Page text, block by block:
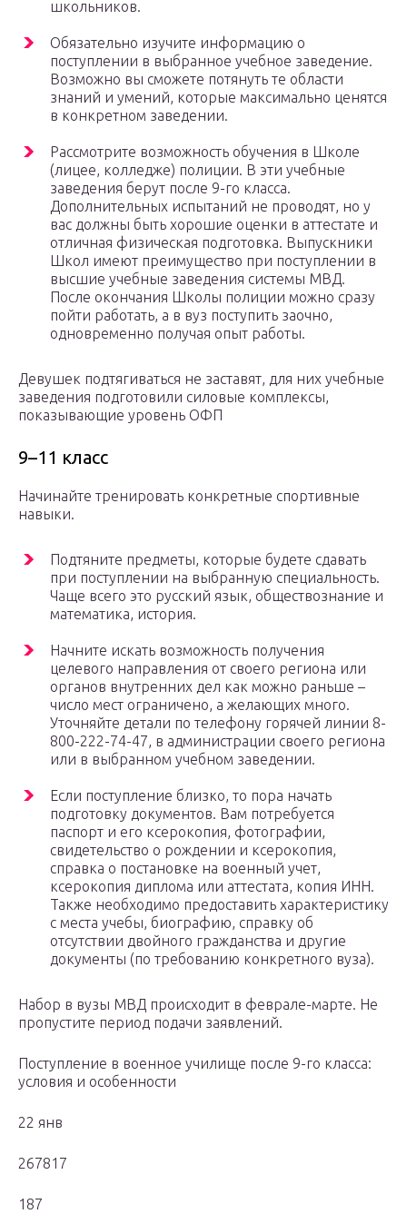
школьников.
Обязательно изучите информацию о
поступлении в выбранное учебное заведение.
Возможно вы сможете потянуть те области
знаний и умений, которые максимально ценятся
в конкретном заведении.
Рассмотрите возможность обучения в Школе
(лицее, колледже) полиции. В эти учебные
заведения берут после 9-го класса.
Дополнительных испытаний не проводят, но у
вас должны быть хорошие оценки в аттестате и
отличная физическая подготовка. Выпускники
Школ имеют преимущество при поступлении в
высшие учебные заведения системы МВД.
После окончания Школы полиции можно сразу
пойти работать, а в вуз поступить заочно,
одновременно получая опыт работы.
Девушек подтягиваться не заставят, для них учебные
заведения подготовили силовые комплексы,
показывающие уровень ОФП
9–11 класс
Начинайте тренировать конкретные спортивные
навыки.
Подтяните предметы, которые будете сдавать
при поступлении на выбранную специальность.
Чаще всего это русский язык, обществознание и
математика, история.
Начните искать возможность получения
целевого направления от своего региона или
органов внутренних дел как можно раньше –
число мест ограничено, а желающих много.
Уточняйте детали по телефону горячей линии 8-
800-222-74-47, в администрации своего региона
или в выбранном учебном заведении.
Если поступление близко, то пора начать
подготовку документов. Вам потребуется
паспорт и его ксерокопия, фотографии,
свидетельство о рождении и ксерокопия,
справка о постановке на военный учет,
ксерокопия диплома или аттестата, копия ИНН.
Также необходимо предоставить характеристику
с места учебы, биографию, справку об
отсутствии двойного гражданства и другие
документы (по требованию конкретного вуза).
Набор в вузы МВД происходит в феврале-марте. Не
пропустите период подачи заявлений.
Поступление в военное училище после 9-го класса:
условия и особенности
22 янв
267817
187